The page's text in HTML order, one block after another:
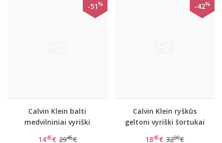
-51%
Calvin Klein balti
medvilniniai vyriški
1445€ 2945€
-42%
Calvin Klein ryškūs
geltoni vyriški šortukai
1845€ 3200€